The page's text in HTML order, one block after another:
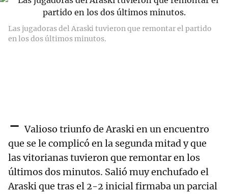
Las jugadoras del Araski tuvieron que remontar el partido
en los dos últimos minutos.
- Valioso triunfo de Araski en un encuentro
que se le complicó en la segunda mitad y que
las vitorianas tuvieron que remontar en los
últimos dos minutos. Salió muy enchufado el
Araski que tras el 2-2 inicial firmaba un parcial